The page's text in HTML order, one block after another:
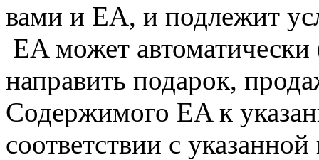
вами и EA, и подлежит
EA может
направить подарок,
Содержимого EA к
соответствии с